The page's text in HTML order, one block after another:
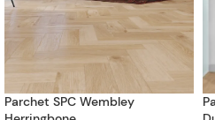
Parchet SPC Wembley